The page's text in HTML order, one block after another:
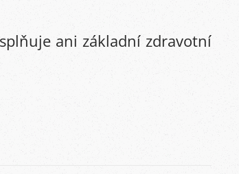
ani základní zdravotní